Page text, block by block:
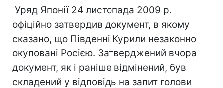
Уряд Японії 24 листопада 2009 р.
офіційно затвердив документ, в якому
сказано, що Південні Курили незаконно
окуповані Росією. Затверджений вчора
документ, як і раніше відмінений, був
складений у відповідь на запит голови